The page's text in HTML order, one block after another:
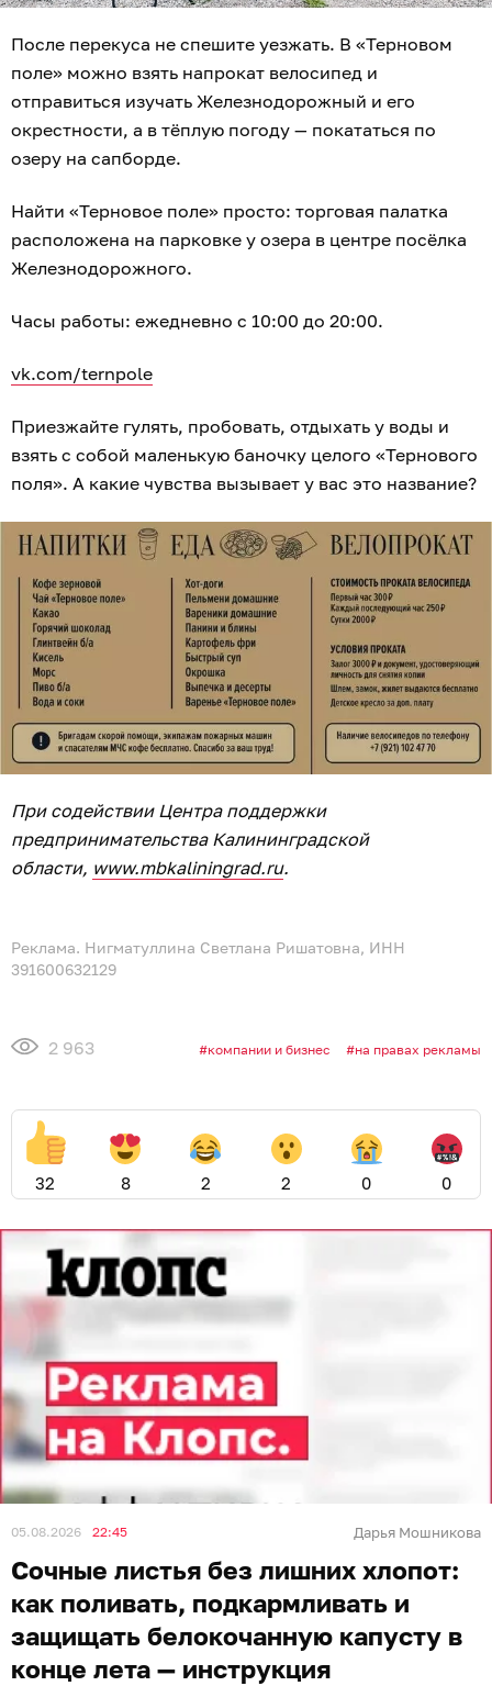
После перекуса не спешите уезжать. В «Терновом
поле» можно взять напрокат велосипед и
отправиться изучать Железнодорожный и его
окрестности, а в тёплую погоду — покататься по
озеру на сапборде.
Найти «Терновое поле» просто: торговая палатка
расположена на парковке у озера в центре посёлка
Железнодорожного.
Часы работы: ежедневно с 10:00 до 20:00.
vk.com/ternpole
Приезжайте гулять, пробовать, отдыхать у воды и
взять с собой маленькую баночку целого «Тернового
поля». А какие чувства вызывает у вас это название?
При содействии Центра поддержки
предпринимательства Калининградской
области, www.mbkaliningrad.ru.
Реклама. Нигматуллина Светлана Ришатовна, ИНН
391600632129
2 963 компании и бизнес на правах рекламы
32 8 2 2 0 0
05.08.2026 22:45 Дарья Мошникова
Сочные листья без лишних хлопот:
как поливать, подкармливать и
защищать белокочанную капусту в
конце лета — инструкция